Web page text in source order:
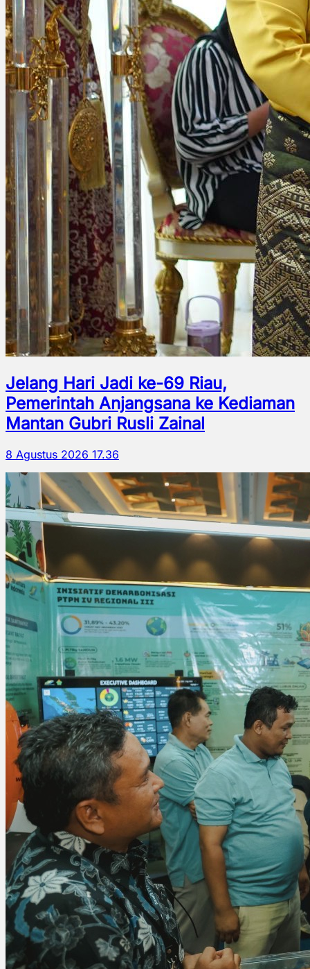
Jelang Hari Jadi ke-69 Riau,
Pemerintah Anjangsana ke Kediaman
Mantan Gubri Rusli Zainal
8 Agustus 2026 17.36